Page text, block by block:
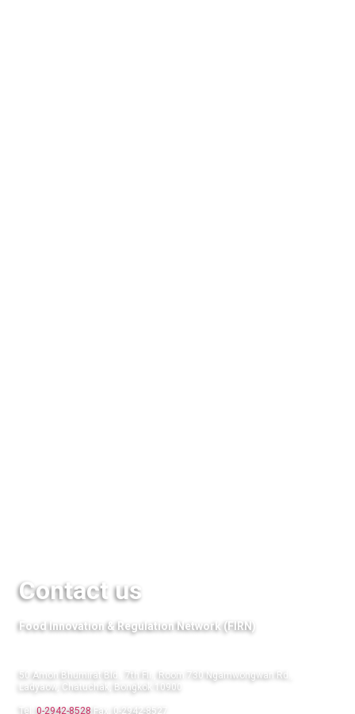
Contact us
Food Innovation & Regulation Network (FIRN)
50 Amon Bhumirat Bld., 7th Flr., Room 730 Ngamwongwan Rd.,
Ladyaow, Chatuchak, Bongkok 10900
Tel: 0-2942-8528 Fax: 0-2942-8527